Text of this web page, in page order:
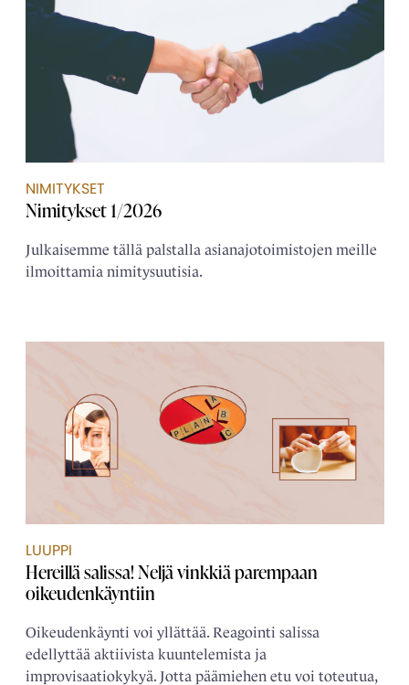
NIMITYKSET
Nimitykset 1/2026
Julkaisemme tällä palstalla asianajotoimistojen meille
ilmoittamia nimitysuutisia.
LUUPPI
Hereillä salissa! Neljä vinkkiä parempaan
oikeudenkäyntiin
Oikeudenkäynti voi yllättää. Reagointi salissa
edellyttää aktiivista kuuntelemista ja
improvisaatiokykyä. Jotta päämiehen etu voi toteutua,